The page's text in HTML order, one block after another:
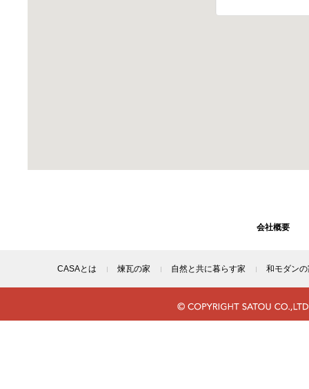
会社概要
CASAとは 煉瓦の家 自然と共に暮らす家 和モダン